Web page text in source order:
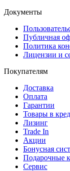
Документы
Публичная
Политика
Лицензии и
Покупателям
Доставка
Оплата
Гарантии
Товары в
Лизинг
Trade In
Акции
Бонусная
Подарочные
Сервис